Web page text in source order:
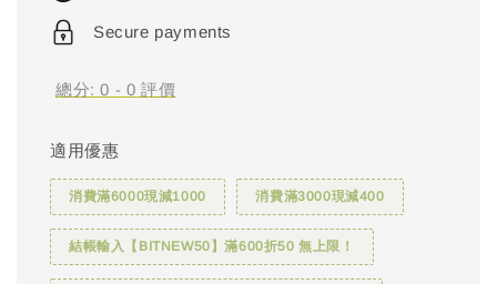
Secure payments
總分:0 - 0 評價
適用優惠
消費滿6000現減1000 消費滿3000現減400
結帳輸入【BITNEW50】滿600折50 無上限！